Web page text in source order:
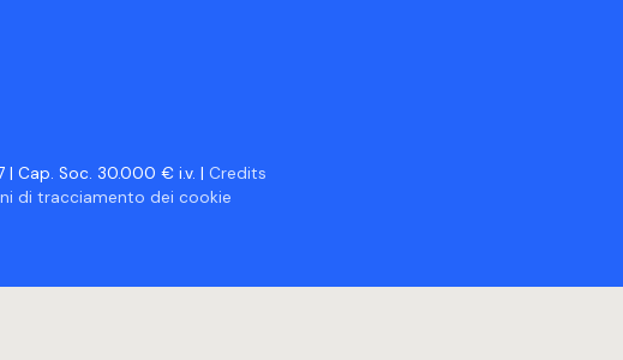
| Cap. Soc. 30.000 € i.v. | Credits
di tracciamento dei cookie